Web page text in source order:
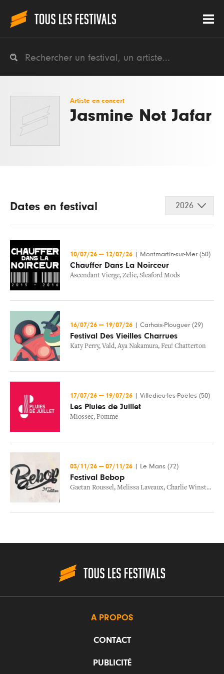
Artiste en concert
Jasmine Not Jafar
Dates en festival 2026
10/07/26 — 12/07/26 Montmartin-sur-Mer (50)
Chauffer Dans La Noirceur
Ascendant Vierge, Zelie, Sleaford Mods
16/07/26 — 19/07/26 Carhaix-Plouguer (29)
Festival Des Vieilles Charrues
Katy Perry, Vald, Aya Nakamura, Feu! Chatterton
17/07/26 — 19/07/26 Villedieu-les-Poëles (50)
Les Pluies de Juillet
Miossec, Pomme
03/11/26 — 07/11/26 Le Mans (72)
Festival Bebop
Gaetan Roussel, Melissa Laveaux, Charlie Winston
A PROPOS
CONTACT
PUBLICITÉ